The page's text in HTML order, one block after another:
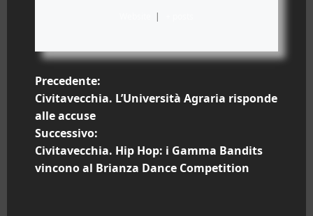
|
N
a
v
i
Precedente:
Civitavecchia. L’Università Agraria risponde
alle accuse
Successivo:
Civitavecchia. Hip Hop: i Gamma Bandits
vincono al Brianza Dance Competition